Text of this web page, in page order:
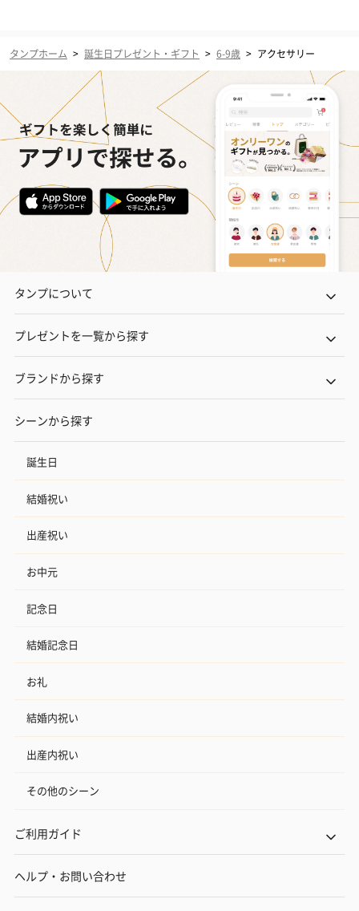
タンプホーム > 誕生日プレゼント・ギフト > 6-9歳 > アクセサリー
タンプについて
プレゼントを一覧から探す
ブランドから探す
シーンから探す
誕生日
結婚祝い
出産祝い
お中元
記念日
結婚記念日
お礼
結婚内祝い
出産内祝い
その他のシーン
ご利用ガイド
ヘルプ・お問い合わせ